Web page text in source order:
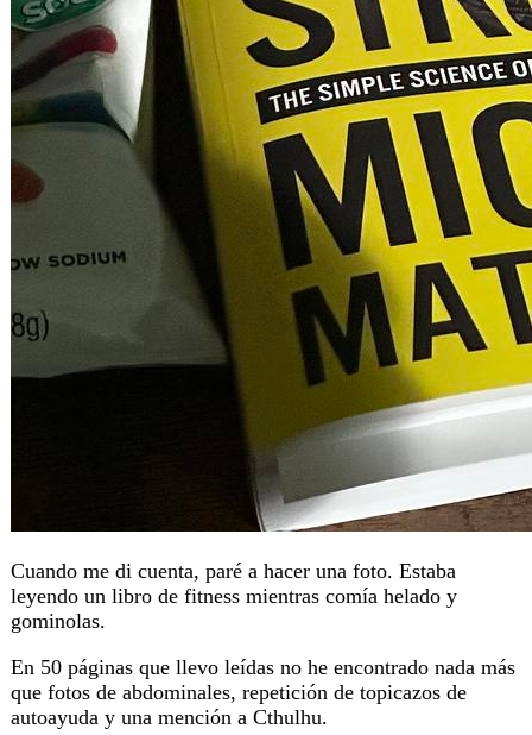
Cuando me di cuenta, paré a hacer una foto. Estaba
leyendo un libro de fitness mientras comía helado y
gominolas.
En 50 páginas que llevo leídas no he encontrado nada más
que fotos de abdominales, repetición de topicazos de
autoayuda y una mención a Cthulhu.